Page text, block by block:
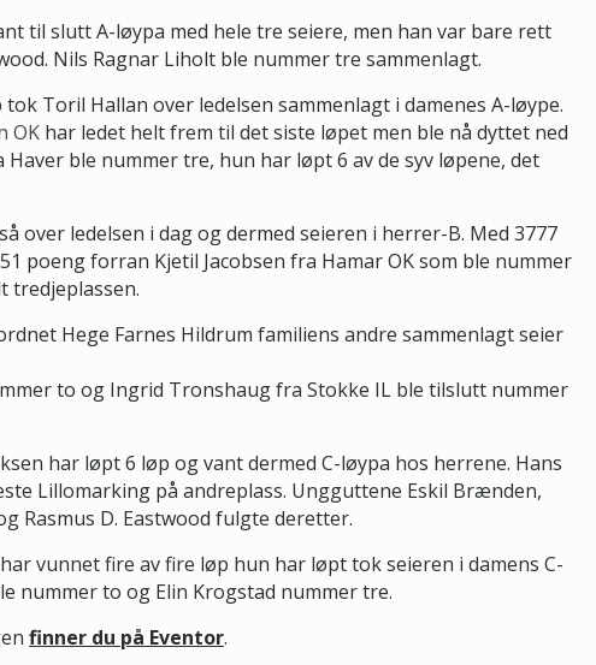
til slutt A-løypa med hele tre seiere, men han var bare rett
Nils Ragnar Liholt ble nummer tre sammenlagt.
Toril Hallan over ledelsen sammenlagt i damenes A-løype.
OK har ledet helt frem til det siste løpet men ble nå dyttet ned
Haver ble nummer tre, hun har løpt 6 av de syv løpene, det
over ledelsen i dag og dermed seieren i herrer-B. Med 3777
poeng forran Kjetil Jacobsen fra Hamar OK som ble nummer
tredjeplassen.
Hege Farnes Hildrum familiens andre sammenlagt seier
to og Ingrid Tronshaug fra Stokke IL ble tilslutt nummer
har løpt 6 løp og vant dermed C-løypa hos herrene. Hans
Lillomarking på andreplass. Ungguttene Eskil Brænden,
Rasmus D. Eastwood fulgte deretter.
vunnet fire av fire løp hun har løpt tok seieren i damens C-
nummer to og Elin Krogstad nummer tre.
finner du på Eventor.